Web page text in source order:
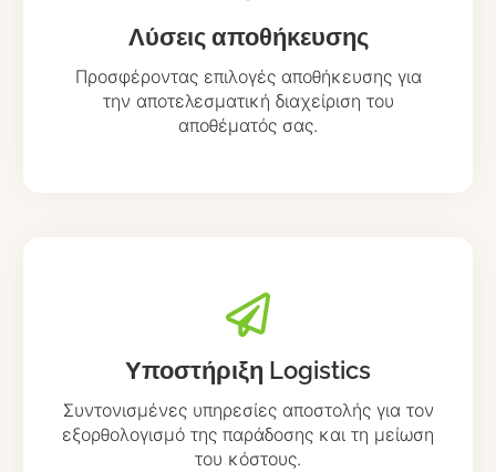
Λύσεις αποθήκευσης
Προσφέροντας επιλογές αποθήκευσης για
την αποτελεσματική διαχείριση του
αποθέματός σας.
Υποστήριξη Logistics
Συντονισμένες υπηρεσίες αποστολής για τον
εξορθολογισμό της παράδοσης και τη μείωση
του κόστους.